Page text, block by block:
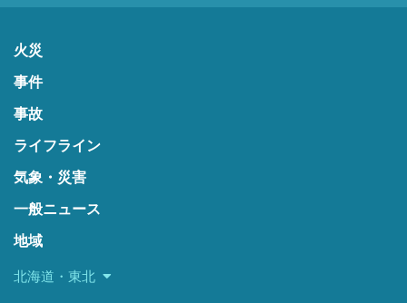
火災
事件
事故
ライフライン
気象・災害
一般ニュース
地域
北海道・東北